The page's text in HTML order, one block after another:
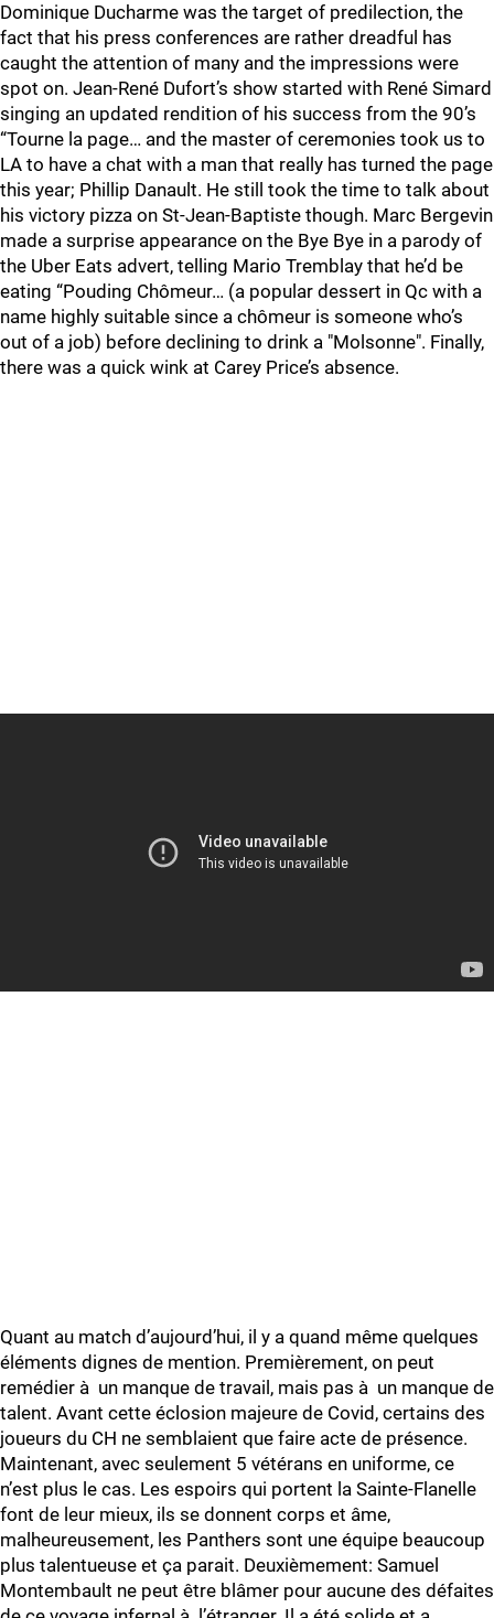
Dominique Ducharme was the target of predilection, the
fact that his press conferences are rather dreadful has
caught the attention of many and the impressions were
spot on. Jean-René Dufort’s show started with René Simard
singing an updated rendition of his success from the 90’s
“Tourne la page… and the master of ceremonies took us to
LA to have a chat with a man that really has turned the page
this year; Phillip Danault. He still took the time to talk about
his victory pizza on St-Jean-Baptiste though. Marc Bergevin
made a surprise appearance on the Bye Bye in a parody of
the Uber Eats advert, telling Mario Tremblay that he’d be
eating “Pouding Chômeur… (a popular dessert in Qc with a
name highly suitable since a chômeur is someone who’s
out of a job) before declining to drink a "Molsonne". Finally,
there was a quick wink at Carey Price’s absence.
Quant au match d’aujourd’hui, il y a quand même quelques
éléments dignes de mention. Premièrement, on peut
remédier à un manque de travail, mais pas à un manque de
talent. Avant cette éclosion majeure de Covid, certains des
joueurs du CH ne semblaient que faire acte de présence.
Maintenant, avec seulement 5 vétérans en uniforme, ce
n’est plus le cas. Les espoirs qui portent la Sainte-Flanelle
font de leur mieux, ils se donnent corps et âme,
malheureusement, les Panthers sont une équipe beaucoup
plus talentueuse et ça parait. Deuxièmement: Samuel
Montembault ne peut être blâmer pour aucune des défaites